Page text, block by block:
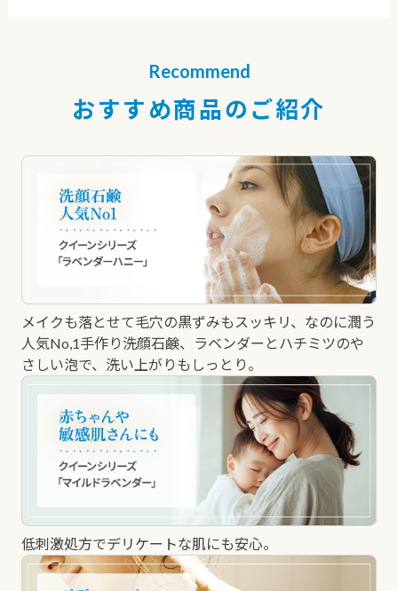
Recommend
おすすめ商品のご紹介
メイクも落とせて毛穴の黒ずみもスッキリ、なのに潤う
人気No,1手作り洗顔石鹸、ラベンダーとハチミツのや
さしい泡で、洗い上がりもしっとり。
低刺激処方でデリケートな肌にも安心。